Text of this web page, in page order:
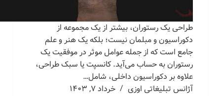
طراحی یک رستوران، بیشتر از یک مجموعه از
دکوراسیون و مبلمان نیست؛ بلکه یک هنر و علم
جامع است که از جمله عوامل موثر در موفقیت یک
رستوران به حساب می‌آید. کانسپت یا سبک طراحی،
علاوه بر دکوراسیون داخلی، شامل…
آژانس تبلیغاتی اوزی
خرداد ۷, ۱۴۰۳